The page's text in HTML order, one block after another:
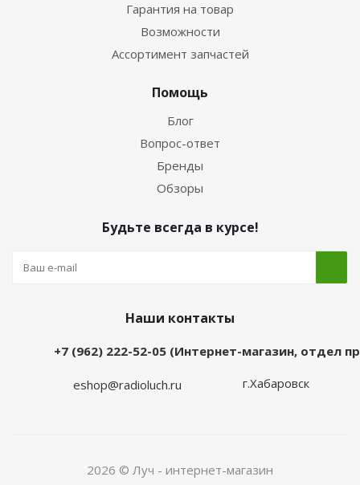
Гарантия на товар
Возможности
Ассортимент запчастей
Помощь
Блог
Вопрос-ответ
Бренды
Обзоры
Будьте всегда в курсе!
Наши контакты
+7 (962) 222-52-05 (Интернет-магазин, отдел
eshop@radioluch.ru г.Хабаровск
2026 © Луч - интернет-магазин